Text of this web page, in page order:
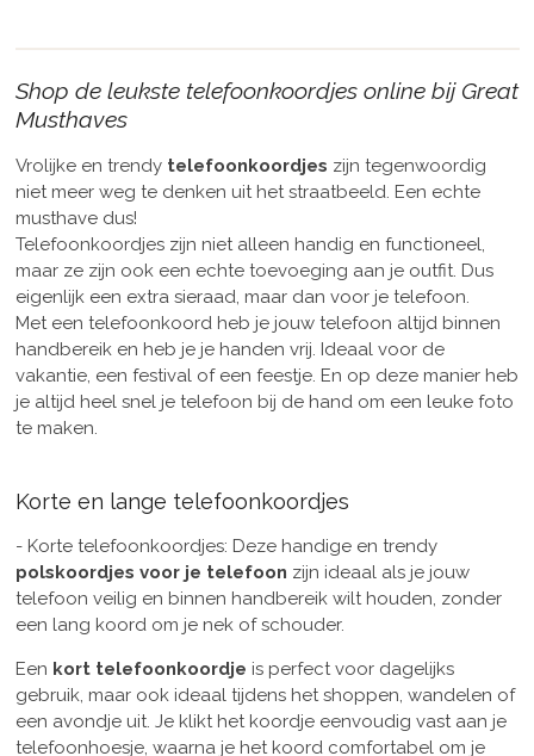
Shop de leukste telefoonkoordjes online bij Great
Musthaves
Vrolijke en trendy telefoonkoordjes zijn tegenwoordig
niet meer weg te denken uit het straatbeeld. Een echte
musthave dus!
Telefoonkoordjes zijn niet alleen handig en functioneel,
maar ze zijn ook een echte toevoeging aan je outfit. Dus
eigenlijk een extra sieraad, maar dan voor je telefoon.
Met een telefoonkoord heb je jouw telefoon altijd binnen
handbereik en heb je je handen vrij. Ideaal voor de
vakantie, een festival of een feestje. En op deze manier heb
je altijd heel snel je telefoon bij de hand om een leuke foto
te maken.
Korte en lange telefoonkoordjes
- Korte telefoonkoordjes: Deze handige en trendy
polskoordjes voor je telefoon zijn ideaal als je jouw
telefoon veilig en binnen handbereik wilt houden, zonder
een lang koord om je nek of schouder.
Een kort telefoonkoordje is perfect voor dagelijks
gebruik, maar ook ideaal tijdens het shoppen, wandelen of
een avondje uit. Je klikt het koordje eenvoudig vast aan je
telefoonhoesje, waarna je het koord comfortabel om je